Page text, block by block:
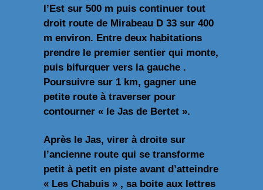
l’Est sur 500 m puis continuer tout
droit route de Mirabeau D 33 sur 400
m environ. Entre deux habitations
prendre le premier sentier qui monte,
puis bifurquer vers la gauche .
Poursuivre sur 1 km, gagner une
petite route à traverser pour
contourner « le Jas de Bertet ».
Après le Jas, virer à droite sur
l’ancienne route qui se transforme
petit à petit en piste avant d’atteindre
« Les Chabuis » , sa boite aux lettres